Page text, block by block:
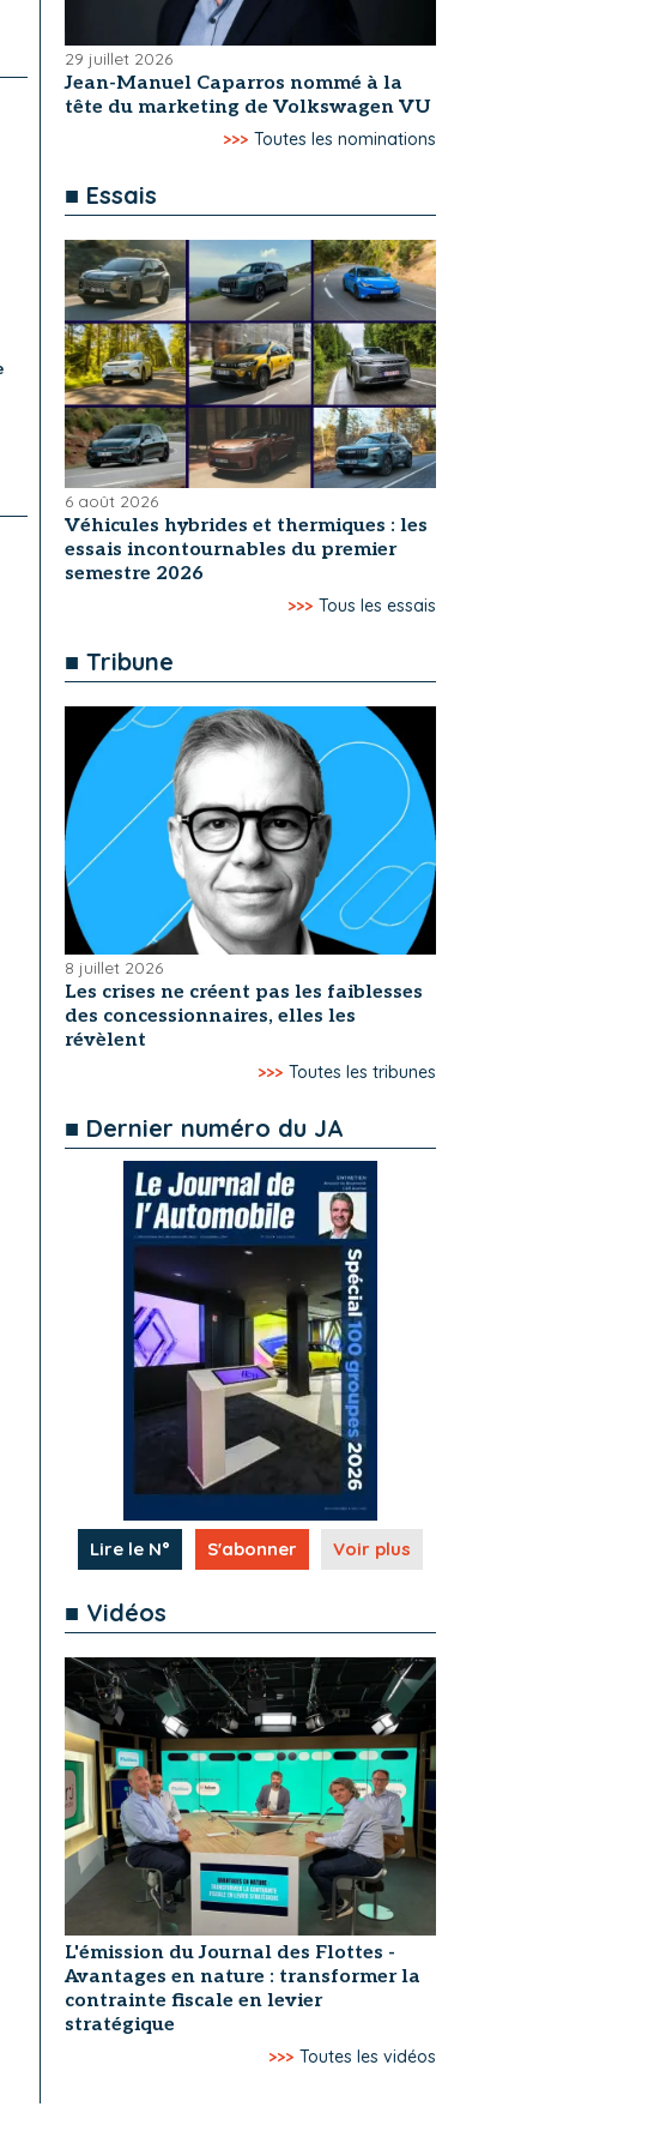
29 juillet 2026
Jean-Manuel Caparros nommé à la
tête du marketing de Volkswagen VU
>>> Toutes les nominations
■ Essais
6 août 2026
Véhicules hybrides et thermiques : les
essais incontournables du premier
semestre 2026
>>> Tous les essais
■ Tribune
8 juillet 2026
Les crises ne créent pas les faiblesses
des concessionnaires, elles les
révèlent
>>> Toutes les tribunes
■ Dernier numéro du JA
Lire le N° S'abonner Voir plus
■ Vidéos
L'émission du Journal des Flottes -
Avantages en nature : transformer la
contrainte fiscale en levier
stratégique
>>> Toutes les vidéos